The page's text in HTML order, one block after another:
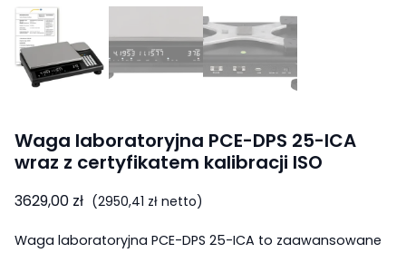
Waga laboratoryjna PCE-DPS 25-ICA
wraz z certyfikatem kalibracji ISO
3629,00 zł (2950,41 złnetto)
Waga laboratoryjna PCE-DPS 25-ICA to zaawansowane